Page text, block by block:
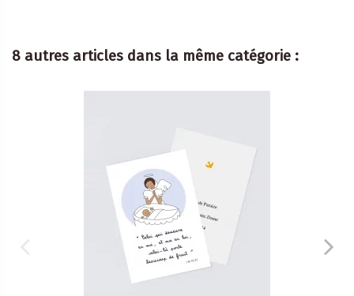
8 autres articles dans la même catégorie :